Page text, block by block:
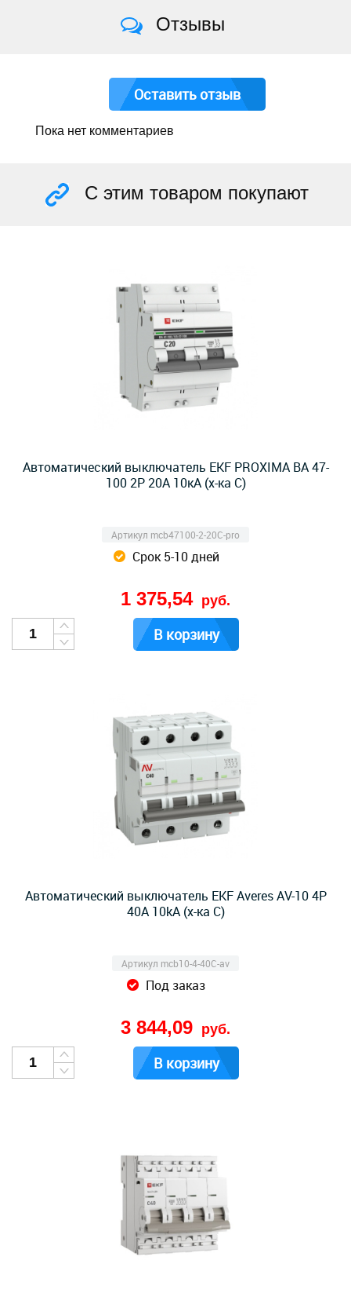
Отзывы
Оставить отзыв
Пока нет комментариев
С этим товаром покупают
Автоматический выключатель EKF PROXIMA ВА 47-
100 2Р 20А 10кА (х-ка C)
Артикул mcb47100-2-20C-pro
Срок 5-10 дней
1 375,54 руб.
В корзину
Автоматический выключатель EKF Averes AV-10 4P
40А 10kA (х-ка C)
Артикул mcb10-4-40C-av
Под заказ
3 844,09 руб.
В корзину